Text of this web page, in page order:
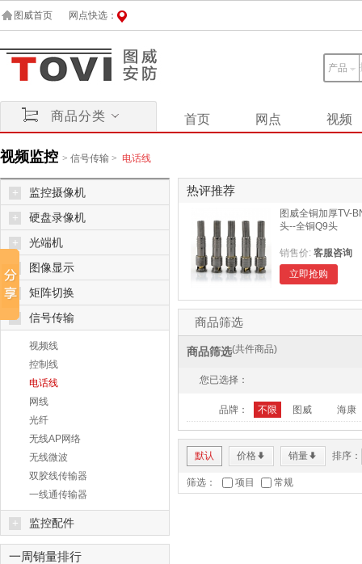
图威首页 网点快选：
产品
商品分类 首页 网点 视频
视频监控 > 信号传输 > 电话线
热评推荐
图威全铜加厚TV-
头--全铜Q9头
销售价: 客服咨询
立即抢购
商品筛选
商品筛选(共件商品)
您已选择：
品牌： 不限 图威 海康
默认 价格* 销量* 排序：
筛选： 项目 常规
+ 监控摄像机
+ 硬盘录像机
+ 光端机
+ 图像显示
+ 矩阵切换
- 信号传输
视频线
控制线
电话线
网线
光纤
无线AP网络
无线微波
双胶线传输器
一线通传输器
+ 监控配件
一周销量排行